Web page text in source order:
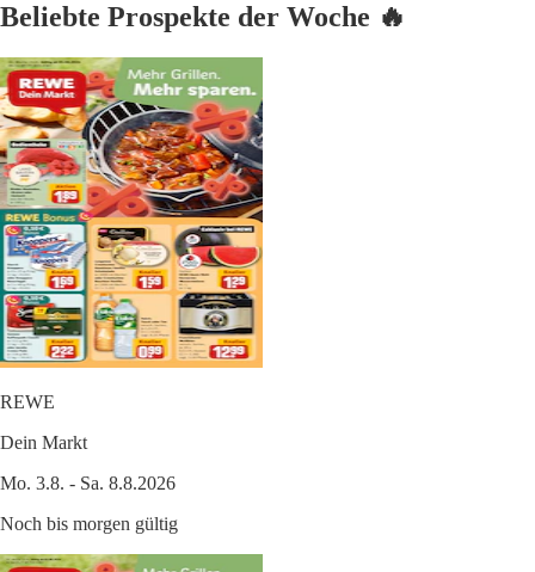
Beliebte Prospekte der Woche 🔥
REWE
Dein Markt
Mo. 3.8. - Sa. 8.8.2026
Noch bis morgen gültig